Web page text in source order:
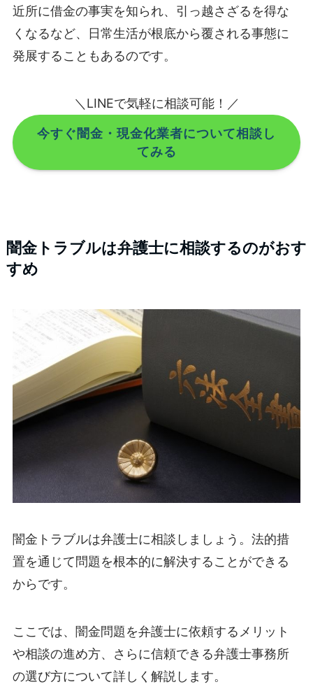
近所に借金の事実を知られ、引っ越さざるを得な
くなるなど、日常生活が根底から覆される事態に
発展することもあるのです。
＼LINEで気軽に相談可能！／
今すぐ闇金・現金化業者について相談し
てみる
闇金トラブルは弁護士に相談するのがおす
すめ
闇金トラブルは弁護士に相談しましょう。法的措
置を通じて問題を根本的に解決することができる
からです。
ここでは、闇金問題を弁護士に依頼するメリット
や相談の進め方、さらに信頼できる弁護士事務所
の選び方について詳しく解説します。